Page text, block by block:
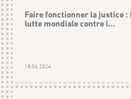
Faire fonctionner la justice
lutte mondiale contre l...
18.06.2024